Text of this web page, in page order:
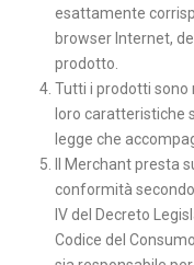
esattamente
browser Internet,
prodotto.
Tutti i prodotti sono
loro caratteristiche
legge che
Il Merchant presta
conformità
IV del Decreto
Codice del